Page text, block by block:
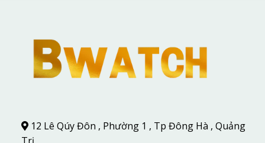
12 Lê Qúy Đôn , Phường 1 , Tp Đông Hà , Quảng